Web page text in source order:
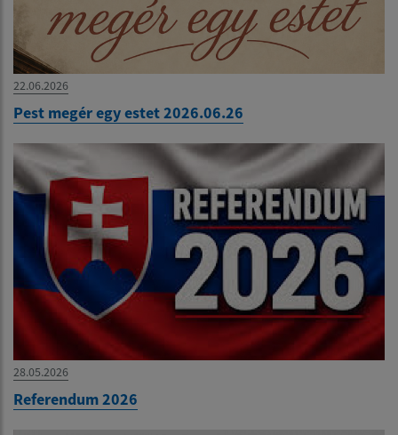
22.06.2026
Pest megér egy estet 2026.06.26
28.05.2026
Referendum 2026